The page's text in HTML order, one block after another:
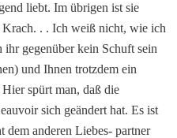
liebt. Im übrigen ist sie
. . Ich weiß nicht, wie ich
gegenüber kein Schuft sein
und Ih­nen trotzdem ein
spürt man, daß die
sich geändert hat. Es ist
anderen Liebes- partner